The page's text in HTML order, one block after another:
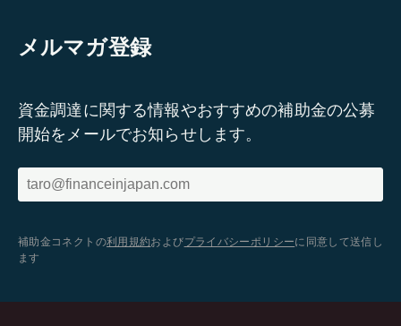
メルマガ登録
資金調達に関する情報やおすすめの補助金の公募
開始をメールでお知らせします。
補助金コネクトの利用規約およびプライバシーポリシーに同意して送信し
ます